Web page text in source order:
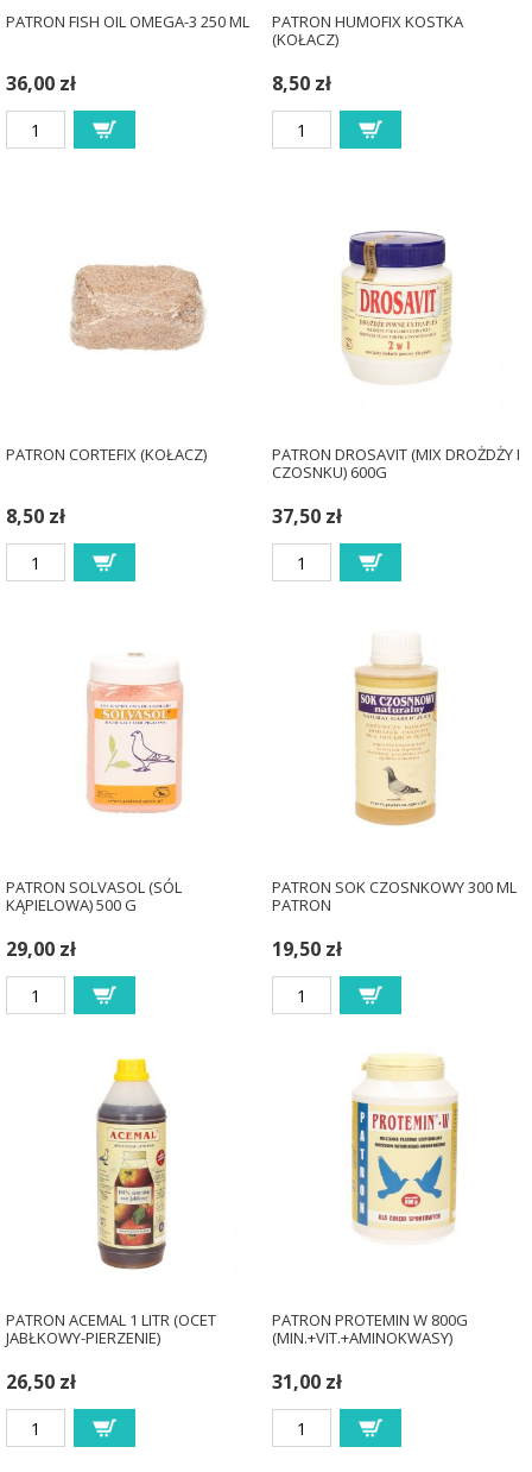
PATRON FISH OIL OMEGA-3 250 ML
36,00 zł
PATRON HUMOFIX KOSTKA
(KOŁACZ)
8,50 zł
PATRON CORTEFIX (KOŁACZ)
8,50 zł
PATRON DROSAVIT (MIX DROŻDŻY I
CZOSNKU) 600G
37,50 zł
PATRON SOLVASOL (SÓL
KĄPIELOWA) 500 G
29,00 zł
PATRON SOK CZOSNKOWY 300 ML
PATRON
19,50 zł
PATRON ACEMAL 1 LITR (OCET
JABŁKOWY-PIERZENIE)
26,50 zł
PATRON PROTEMIN W 800G
(MIN.+VIT.+AMINOKWASY)
31,00 zł